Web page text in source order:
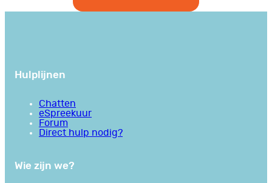
Hulplijnen
Chatten
eSpreekuur
Forum
Direct hulp nodig?
Wie zijn we?